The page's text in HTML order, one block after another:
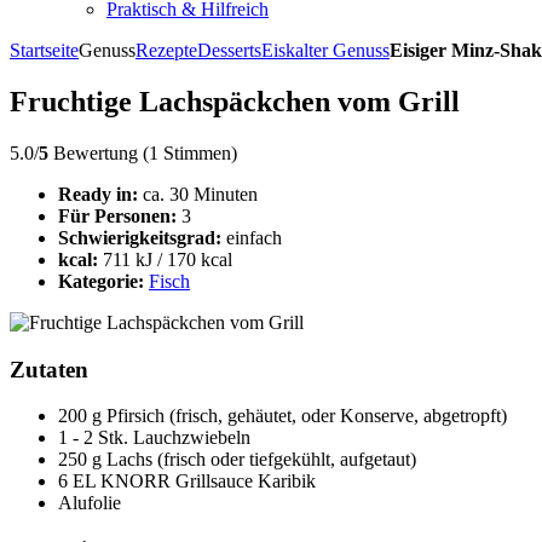
Praktisch & Hilfreich
StartseiteGenussRezepteDessertsEiskalter GenussEisiger Minz-
Fruchtige Lachspäckchen vom Grill
5.0/5 Bewertung (1 Stimmen)
Ready in: ca. 30 Minuten
Für Personen: 3
Schwierigkeitsgrad: einfach
kcal: 711 kJ / 170 kcal
Kategorie: Fisch
Zutaten
200 g Pfirsich (frisch, gehäutet, oder Konserve, abgetropft)
1 - 2 Stk. Lauchzwiebeln
250 g Lachs (frisch oder tiefgekühlt, aufgetaut)
6 EL KNORR Grillsauce Karibik
Alufolie